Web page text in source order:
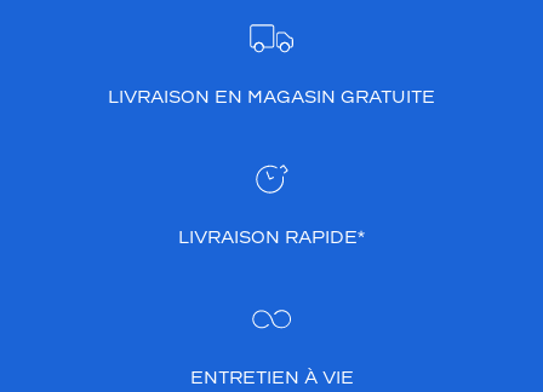
LIVRAISON EN MAGASIN GRATUITE
LIVRAISON RAPIDE*
ENTRETIEN À VIE